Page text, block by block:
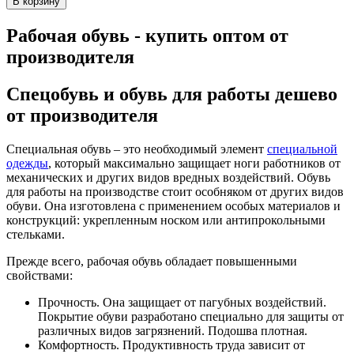
Рабочая обувь - купить оптом от
производителя
Спецобувь и обувь для работы дешево
от производителя
Специальная обувь – это необходимый элемент специальной
одежды, который максимально защищает ноги работников от
механических и других видов вредных воздействий. Обувь
для работы на производстве стоит особняком от других видов
обуви. Она изготовлена с применением особых материалов и
конструкций: укрепленным носком или антипрокольными
стельками.
Прежде всего, рабочая обувь обладает повышенными
свойствами:
Прочность. Она защищает от пагубных воздействий.
Покрытие обуви разработано специально для защиты от
различных видов загрязнений. Подошва плотная.
Комфортность. Продуктивность труда зависит от